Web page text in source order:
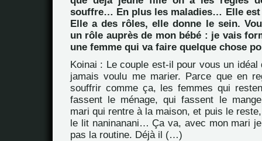
souffre… En plus les maladies… Elle est
Elle a des rôles, elle donne le sein.
un rôle auprès de mon bébé : je vais
une femme qui va faire quelque chose
Koinai : Le couple est-il pour vous un idéal
jamais voulu me marier. Parce que en
souffrir comme ça, les femmes qui
fassent le ménage, qui fassent le
mari qui rentre à la maison, et puis le
le lit naninanani… Ça va, avec mon mari
pas la routine. Déjà il (…)